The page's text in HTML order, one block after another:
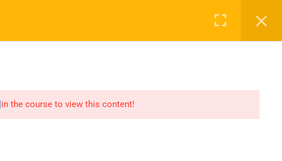
Login
in the course to view this content!